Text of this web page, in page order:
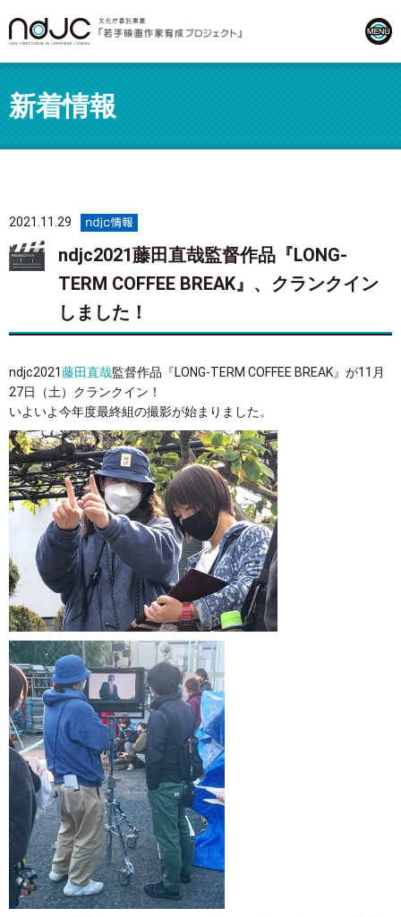
新着情報
2021.11.29
ndjc2021藤田直哉監督作品『LONG-
TERM COFFEE BREAK』、クランクイン
しました！
ndjc2021藤田直哉監督作品『LONG-TERM COFFEE BREAK』が11月
27日（土）クランクイン！
いよいよ今年度最終組の撮影が始まりました。